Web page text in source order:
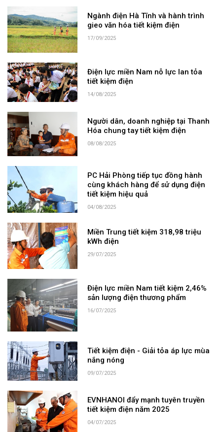
Ngành điện Hà Tĩnh và hành trình
gieo văn hóa tiết kiệm điện
17/09/2025
Điện lực miền Nam nỗ lực lan tỏa
tiết kiệm điện
14/08/2025
Người dân, doanh nghiệp tại Thanh
Hóa chung tay tiết kiệm điện
08/08/2025
PC Hải Phòng tiếp tục đồng hành
cùng khách hàng để sử dụng điện
tiết kiệm hiệu quả
04/08/2025
Miền Trung tiết kiệm 318,98 triệu
kWh điện
29/07/2025
Điện lực miền Nam tiết kiệm 2,46%
sản lượng điện thương phẩm
16/07/2025
Tiết kiệm điện - Giải tỏa áp lực mùa
nắng nóng
09/07/2025
EVNHANOI đẩy mạnh tuyên truyền
tiết kiệm điện năm 2025
04/07/2025